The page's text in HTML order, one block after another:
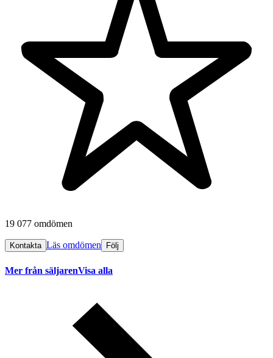
19 077 omdömen
Kontakta Läs omdömen Följ
Mer från säljarenVisa alla